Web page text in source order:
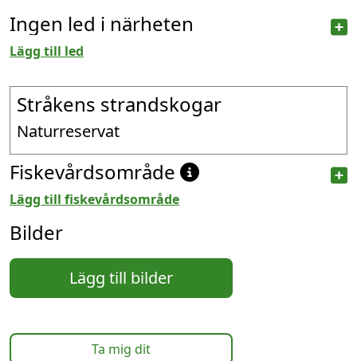
Ingen led i närheten
Lägg till led
Stråkens strandskogar
Naturreservat
Fiskevårdsområde
Lägg till fiskevårdsområde
Bilder
Lägg till bilder
Ta mig dit